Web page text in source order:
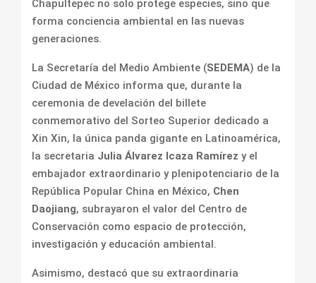
Chapultepec no solo protege especies, sino que
forma conciencia ambiental en las nuevas
generaciones.
La Secretaría del Medio Ambiente (SEDEMA) de la
Ciudad de México informa que, durante la
ceremonia de develación del billete
conmemorativo del Sorteo Superior dedicado a
Xin Xin, la única panda gigante en Latinoamérica,
la secretaria Julia Álvarez Icaza Ramírez y el
embajador extraordinario y plenipotenciario de la
República Popular China en México, Chen
Daojiang, subrayaron el valor del Centro de
Conservación como espacio de protección,
investigación y educación ambiental.
Asimismo, destacó que su extraordinaria